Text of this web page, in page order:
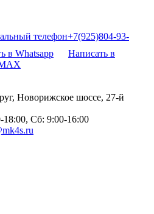
телефон+7(925)804-93-
в Whatsapp
Написать в
Новорижское шоссе, 27-й
Сб: 9:00-16:00